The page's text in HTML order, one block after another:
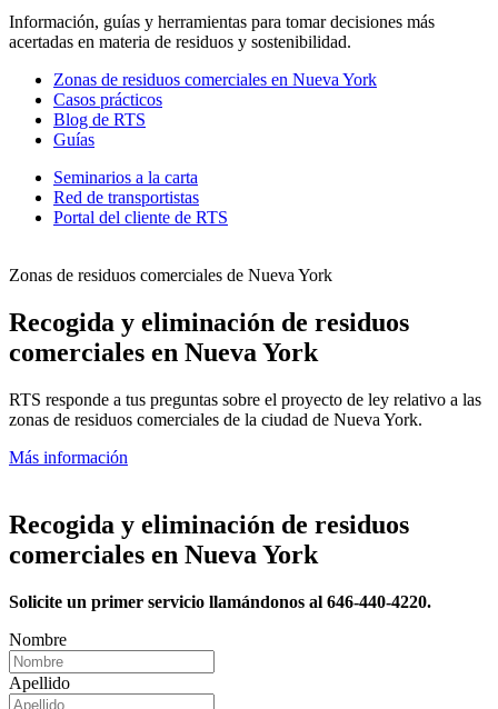
Información, guías y herramientas para tomar decisiones más
acertadas en materia de residuos y sostenibilidad.
Zonas de residuos comerciales en Nueva York
Casos prácticos
Blog de RTS
Guías
Seminarios a la carta
Red de transportistas
Portal del cliente de RTS
Zonas de residuos comerciales de Nueva York
Recogida y eliminación de residuos
comerciales en Nueva York
RTS responde a tus preguntas sobre el proyecto de ley relativo a las
zonas de residuos comerciales de la ciudad de Nueva York.
Más información
Recogida y eliminación de residuos
comerciales en Nueva York
Solicite un primer servicio llamándonos al 646-440-4220.
Nombre
Apellido